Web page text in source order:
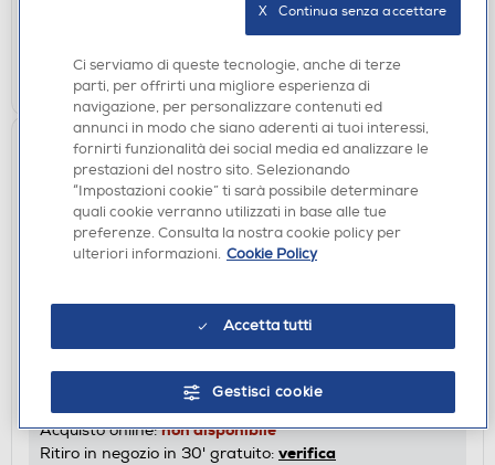
verifica
CERCA NEGOZIO
YAMAHA - Piatto giradischi TT-S303BL-Black
DISPONIBILE SOLO IN NEGOZIO
Acquisto online:non disponibile
Ritiro in negozio in 30' gratuito: verifica
Ci serviamo di queste tecnologie, anche di terze
parti, per offrirti una migliore esperienza di
navigazione, per personalizzare contenuti ed
annunci in modo che siano aderenti ai tuoi interessi,
fornirti funzionalità dei social media ed analizzare le
prestazioni del nostro sito. Selezionando
“Impostazioni cookie” ti sarà possibile determinare
quali cookie verranno utilizzati in base alle tue
preferenze. Consulta la nostra cookie policy per
ulteriori informazioni. Cookie Policy
Accetta tutti
Gestisci cookie
X   Continua senza accettare